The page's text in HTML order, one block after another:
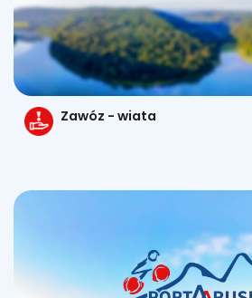
Zawóz - wiata